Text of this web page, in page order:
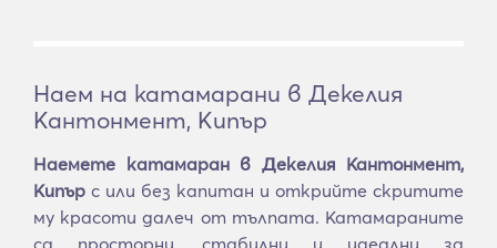
Наем на катамарани в Декелия
Кантонмент, Кипър
Наемете катамаран в Декелия Кантонмент,
Кипър с или без капитан и открийте скритите
му красоти далеч от тълпата. Катамараните
са просторни, стабилни и идеални за